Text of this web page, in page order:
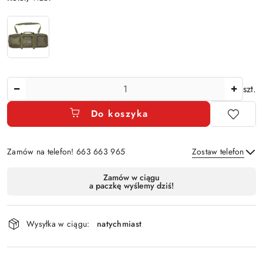
szt.
Do koszyka
Zamów na telefon! 663 663 965 Zostaw telefon
Wyślij
dostawa
Zamów w ciągu
a paczkę wyślemy dziś!
Wysyłka w ciągu: natychmiast